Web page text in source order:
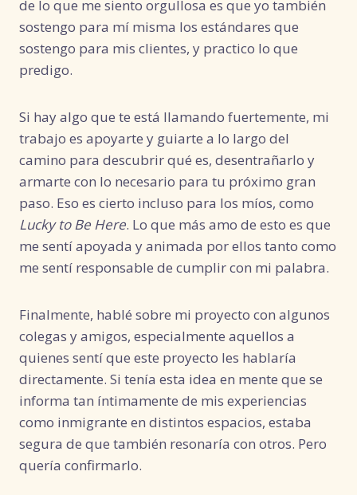
de lo que me siento orgullosa es que yo también
sostengo para mí misma los estándares que
sostengo para mis clientes, y practico lo que
predigo.
Si hay algo que te está llamando fuertemente, mi
trabajo es apoyarte y guiarte a lo largo del
camino para descubrir qué es, desentrañarlo y
armarte con lo necesario para tu próximo gran
paso. Eso es cierto incluso para los míos, como
Lucky to Be Here. Lo que más amo de esto es que
me sentí apoyada y animada por ellos tanto como
me sentí responsable de cumplir con mi palabra.
Finalmente, hablé sobre mi proyecto con algunos
colegas y amigos, especialmente aquellos a
quienes sentí que este proyecto les hablaría
directamente. Si tenía esta idea en mente que se
informa tan íntimamente de mis experiencias
como inmigrante en distintos espacios, estaba
segura de que también resonaría con otros. Pero
quería confirmarlo.